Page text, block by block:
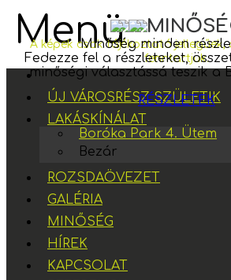
Menü
ÚJ VÁROSRÉSZ SZÜLETIK
LAKÁSKÍNÁLAT
Boróka Park 4. Ütem
Bezár
ROZSDAÖVEZET
GALÉRIA
MINŐSÉG
HÍREK
KAPCSOLAT
A képek csak tájékoztató
fenntartjuk.
Minőség minden
Fedezze fel a részleteket,
minőségi választássá teszik a
RÉSZLETEK